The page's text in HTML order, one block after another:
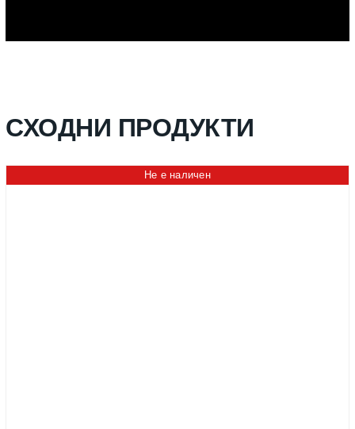
СХОДНИ ПРОДУКТИ
Не е наличен